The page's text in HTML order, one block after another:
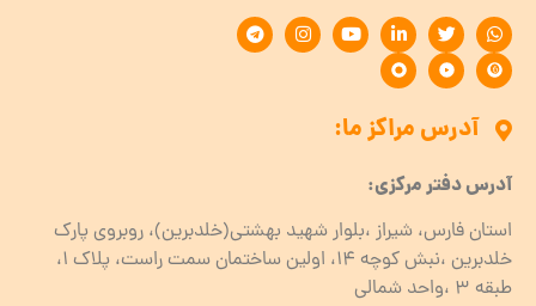
آدرس مراکز ما:
آدرس دفتر مرکزی:
استان فارس، شیراز ،بلوار شهید بهشتی(خلدبرین)، روبروی پارک
خلدبرین ،نبش کوچه ۱۴، اولین ساختمان سمت راست، پلاک 1،
طبقه ۳ ،واحد شمالی